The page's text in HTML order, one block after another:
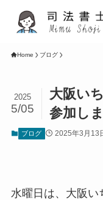
Home ブログ
大阪い
参加し
2025
5/05
ブログ 2025年3月13
水曜日は、大阪い